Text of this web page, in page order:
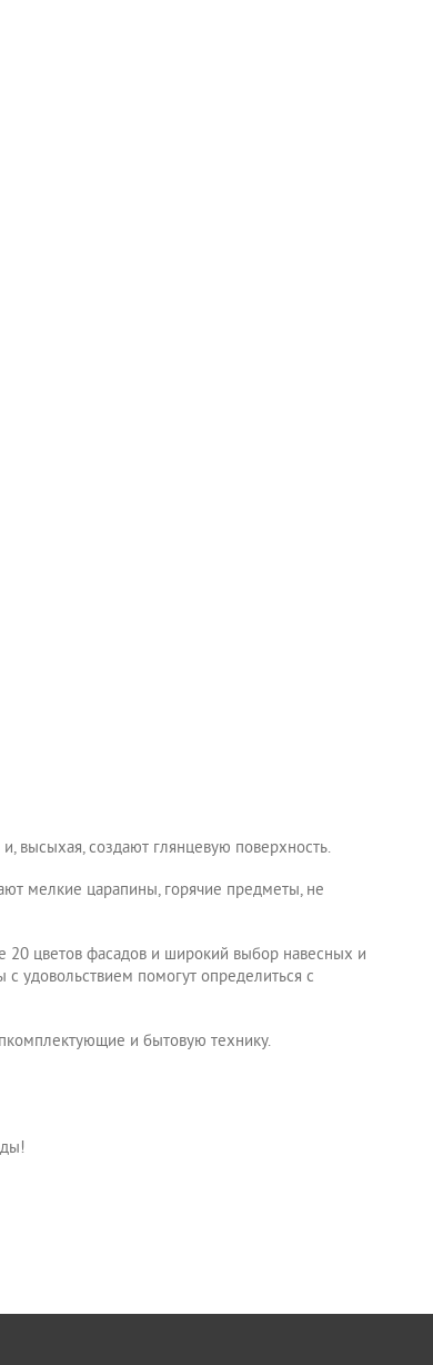
высыхая, создают глянцевую поверхность.
мелкие царапины, горячие предметы, не
20 цветов фасадов и широкий выбор навесных и
удовольствием помогут определиться с
и бытовую технику.